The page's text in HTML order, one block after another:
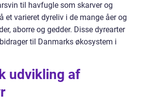
til havfugle som skarver og
et varieret dyreliv i de mange åer og
aborre og gedder. Disse dyrearter
til Danmarks økosystem i
udvikling af